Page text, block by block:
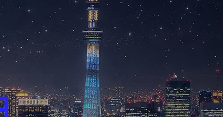
秘伝公開！吉凶カレンダー